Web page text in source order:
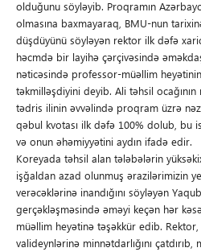
olduğunu söyləyib. Proqramın
olmasına baxmayaraq, BMU-nun
düşdüyünü söyləyən rektor ilk dəfə
həcmdə bir layihə çərçivəsində
nəticəsində professor-müəllim
təkmilləşdiyini deyib. Ali təhsil
tədris ilinin əvvəlində proqram üzrə
qəbul kvotası ilk dəfə 100% dolub, bu
və onun əhəmiyyətini aydın ifadə edir.
Koreyada təhsil alan tələbələrin
işğaldan azad olunmuş ərazilərimizin
verəcəklərinə inandığını söyləyən
gerçəkləşməsində əməyi keçən hər
müəllim heyətinə təşəkkür edib.
valideynlərinə minnətdarlığını